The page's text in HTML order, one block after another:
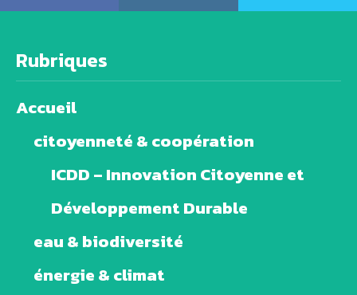
Rubriques
Accueil
citoyenneté & coopération
ICDD – Innovation Citoyenne et
Développement Durable
eau & biodiversité
énergie & climat